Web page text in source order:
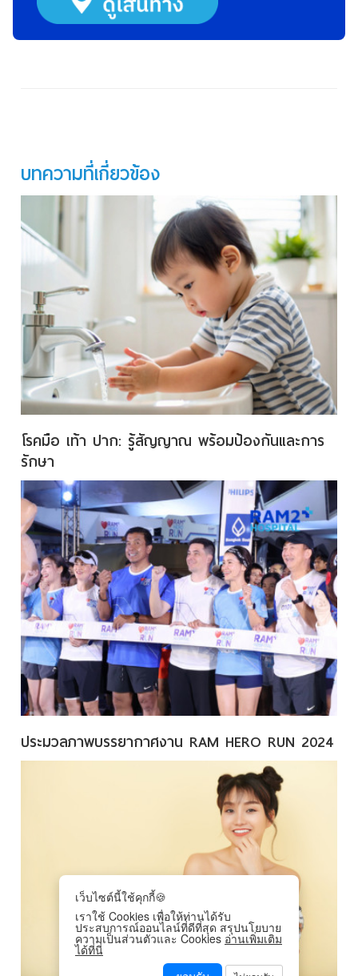
เว็บไซต์นี้ใช้คุกกี้🍪
เราใช้ Cookies เพื่อให้ท่านได้รับ
ประสบการณ์ออนไลน์ที่ดีที่สุด สรุปนโยบาย
ความเป็นส่วนตัวและ Cookies อ่านเพิ่มเติม
ได้ที่นี่
บทความที่เกี่ยวข้อง
โรคมือ เท้า ปาก: รู้สัญญาณ พร้อมป้องกันและการ
รักษา
ประมวลภาพบรรยากาศงาน RAM HERO RUN 2024